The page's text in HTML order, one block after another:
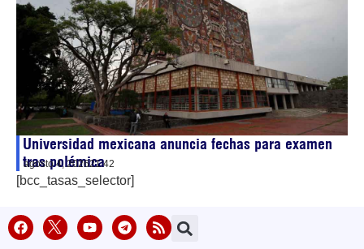
Universidad mexicana anuncia fechas para examen
tras polémica
agosto 4, 202621:42
[bcc_tasas_selector]